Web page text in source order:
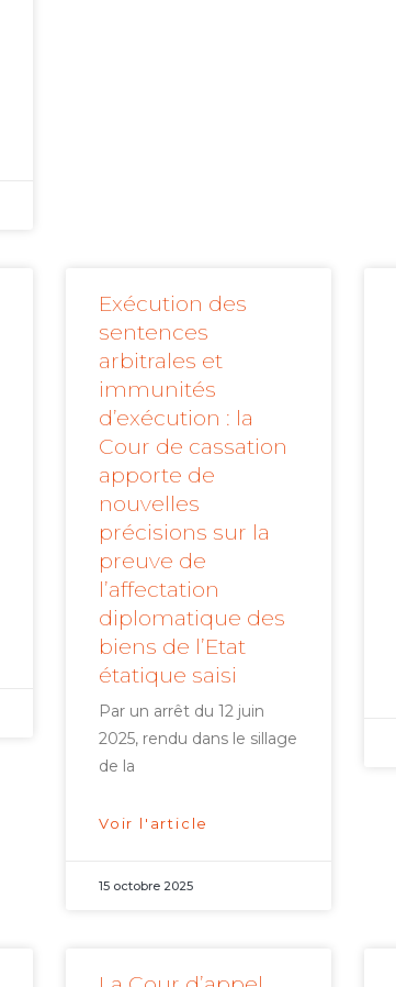
Exécution des
sentences
arbitrales et
immunités
d’exécution : la
Cour de cassation
apporte de
nouvelles
précisions sur la
preuve de
l’affectation
diplomatique des
biens de l’Etat
étatique saisi
Par un arrêt du 12 juin
2025, rendu dans le sillage
de la
Voir l'article
15 octobre 2025